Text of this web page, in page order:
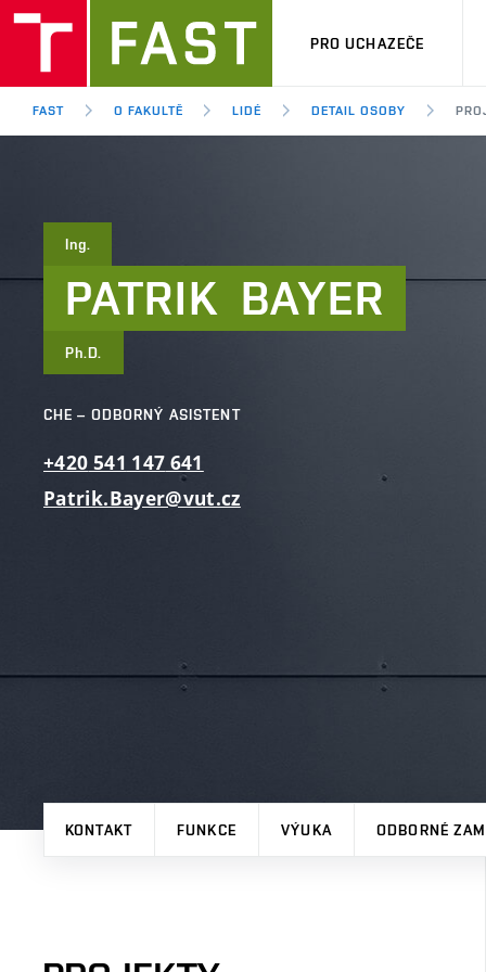
PRO UCHAZEČE
FAST O FAKULTĚ LIDÉ DETAIL OSOBY
Ing.
PATRIK BAYER
Ph.D.
CHE – ODBORNÝ ASISTENT
+420 541 147 641
Patrik.Bayer@vut.cz
KONTAKT FUNKCE VÝUKA ODBORNÉ